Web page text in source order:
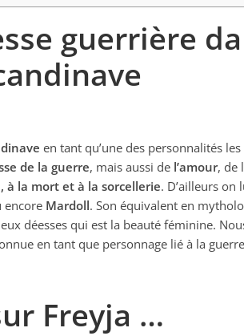
guerrière
en tant qu’une des personnalités
de la guerre, mais aussi de l’amour, de
à la mort et à la sorcellerie. D’ailleurs on
encore Mardoll. Son équivalent en
déesses qui est la beauté féminine.
en tant que personnage lié à la
Freyja …